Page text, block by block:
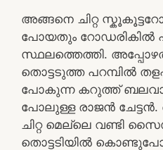
അങ്ങനെ ചിറ്റ
പോയതും റോഡരികിൽ
സ്ഥലത്തെത്തി.
തൊട്ടടുത്ത പറമ്പിൽ
പോകുന്ന കറുത്ത്
പോലുള്ള രാജൻ
ചിറ്റ മെല്ലെ വണ്ടി
തൊട്ടടിയിൽ